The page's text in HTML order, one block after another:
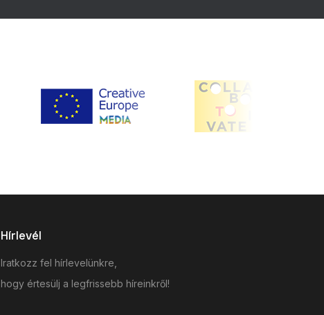
Hírlevél
Iratkozz fel hírlevelünkre,
hogy értesülj a legfrissebb híreinkről!